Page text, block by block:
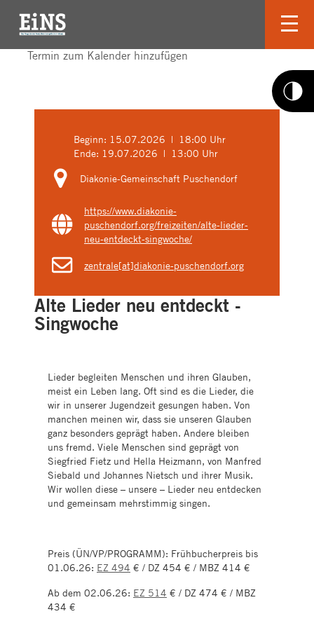
Termin zum Kalender hinzufügen
Beginn: 15.07.2026 | 18:00 Uhr
Ende: 19.07.2026 | 13:00 Uhr
Diakonie-Gemeinschaft Puschendorf
https://www.diakonie-
puschendorf.org/freizeiten/alte-lieder-
neu-entdeckt-singwoche/
zentrale[at]diakonie-puschendorf.org
Alte Lieder neu entdeckt -
Singwoche
Lieder begleiten Menschen und ihren Glauben,
meist ein Leben lang. Oft sind es die Lieder, die
wir in unserer Jugendzeit gesungen haben. Von
manchen meinen wir, dass sie unseren Glauben
ganz besonders geprägt haben. Andere bleiben
uns fremd. Viele Menschen sind geprägt von
Siegfried Fietz und Hella Heizmann, von Manfred
Siebald und Johannes Nietsch und ihrer Musik.
Wir wollen diese – unsere – Lieder neu entdecken
und gemeinsam mehrstimmig singen.
Preis (ÜN/VP/PROGRAMM): Frühbucherpreis bis
01.06.26: EZ 494 € / DZ 454 € / MBZ 414 €
Ab dem 02.06.26: EZ 514 € / DZ 474 € / MBZ
434 €